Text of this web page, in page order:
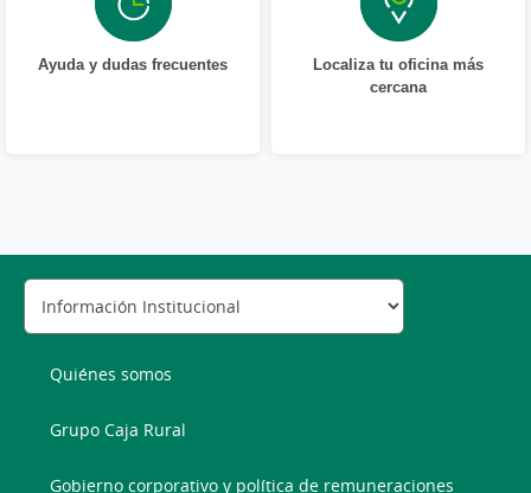
Ayuda y dudas frecuentes
Localiza tu oficina más
cercana
Quiénes somos
Grupo Caja Rural
Gobierno corporativo y política de remuneraciones